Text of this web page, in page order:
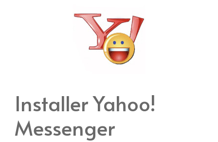
Installer Yahoo!
Messenger